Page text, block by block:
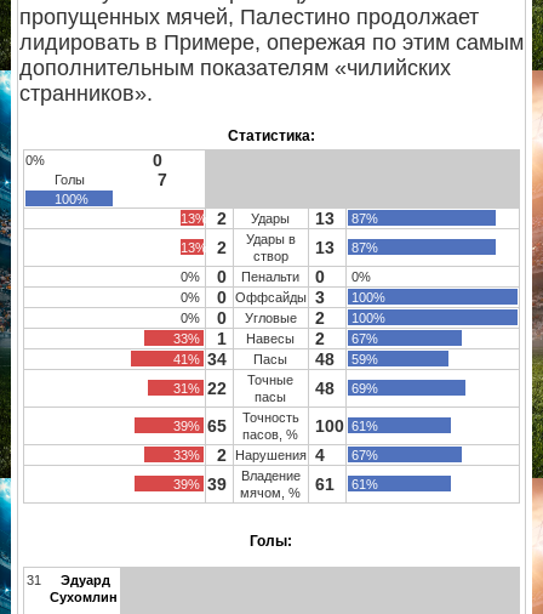
пропущенных мячей, Палестино продолжает
лидировать в Примере, опережая по этим самым
дополнительным показателям «чилийских
странников».
Статистика:
0% 0
Голы 7
100%
13%
2 Удары 13
87%
13%
2
Удары в
створ
13
87%
0%
0 Пенальти 0
0%
0%
0 Оффсайды 3
100%
0%
0 Угловые 2
100%
33%
1 Навесы 2
67%
41% 34 Пасы 48
59%
31% 22
Точные
пасы
48 69%
39% 65
Точность
пасов, %
100 61%
33%
2 Нарушения 4
67%
39% 39
Владение
мячом, %
61 61%
Голы:
31
Эдуард
Сухомлин